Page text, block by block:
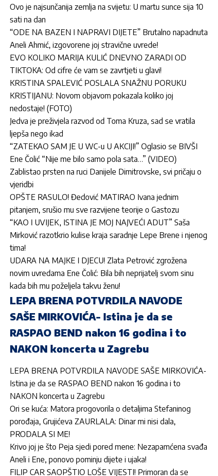
Ovo je najsunčanija zemlja na svijetu: U martu sunce sija 10
sati na dan
“ODE NA BAZEN I NAPRAVI DIJETE” Brutalno napadnuta
Aneli Ahmić, izgovorene joj stravične uvrede!
EVO KOLIKO MARIJA KULIĆ DNEVNO ZARADI OD
TIKTOKA: Od cifre će vam se zavrtjeti u glavi!
KRISTINA SPALEVIĆ POSLALA SNAŽNU PORUKU
KRISTIJANU: Novom objavom pokazala koliko joj
nedostaje! (FOTO)
Jedva je preživjela razvod od Toma Kruza, sad se vratila
ljepša nego ikad
“ZATEKAO SAM JE U WC-u U AKCIJI!” Oglasio se BIVŠI
Ene Čolić “Nije me bilo samo pola sata…” (VIDEO)
Zablistao prsten na ruci Danijele Dimitrovske, svi pričaju o
vjeridbi
OPŠTE RASULO! Đedović MATIRAO Ivana jednim
pitanjem, srušio mu sve razvijene teorije o Gastozu
“KAO I UVIJEK, ISTINA JE MOJ NAJVEĆI ADUT” Saša
Mirković razotkrio kulise kraja saradnje Lepe Brene i njenog
tima!
UDARA NA MAJKE I DJECU! Zlata Petrović zgrožena
novim uvredama Ene Čolić: Bila bih neprijatelj svom sinu
kada bih mu poželjela takvu ženu!
LEPA BRENA POTVRDILA NAVODE
SAŠE MIRKOVIĆA- Istina je da se
RASPAO BEND nakon 16 godina i to
NAKON koncerta u Zagrebu
LEPA BRENA POTVRDILA NAVODE SAŠE MIRKOVIĆA-
Istina je da se RASPAO BEND nakon 16 godina i to
NAKON koncerta u Zagrebu
Ori se kuća: Matora progovorila o detaljima Stefaninog
porođaja, Grujićeva ZAURLALA: Dinar mi nisi dala,
PRODALA SI ME!
Krivo joj je što Peja sjedi pored mene: Nezapamćena svađa
Aneli i Ene, ponovo pominju dijete i ujaka!
FILIP CAR SAOPŠTIO LOŠE VIJESTI! Primoran da se